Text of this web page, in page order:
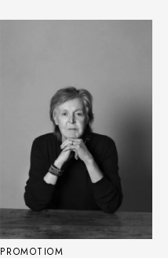
PROMOTIOM